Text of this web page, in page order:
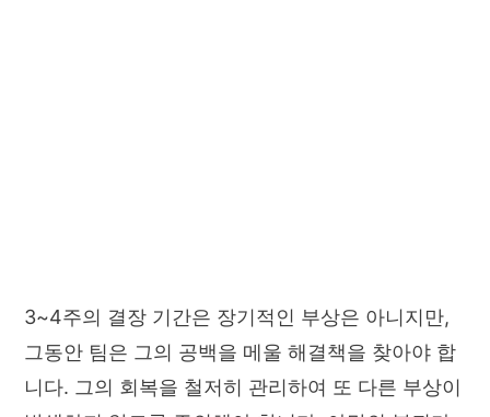
3~4주의 결장 기간은 장기적인 부상은 아니지만,
그동안 팀은 그의 공백을 메울 해결책을 찾아야 합
니다. 그의 회복을 철저히 관리하여 또 다른 부상이